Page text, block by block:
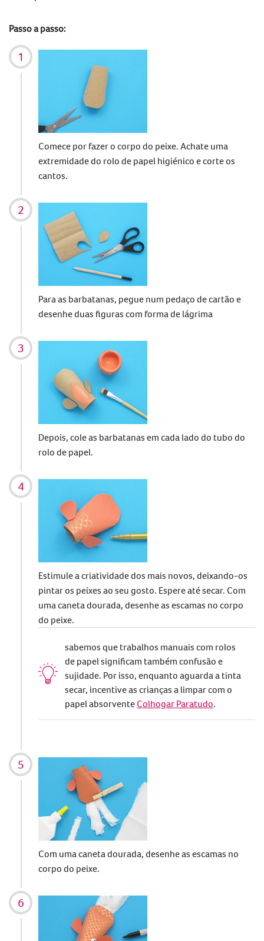
Passo a passo:
Comece por fazer o corpo do peixe. Achate uma
extremidade do rolo de papel higiénico e corte os
cantos.
Para as barbatanas, pegue num pedaço de cartão e
desenhe duas figuras com forma de lágrima
Depois, cole as barbatanas em cada lado do tubo do
rolo de papel.
Estimule a criatividade dos mais novos, deixando-os
pintar os peixes ao seu gosto. Espere até secar. Com
uma caneta dourada, desenhe as escamas no corpo
do peixe.
sabemos que trabalhos manuais com rolos
de papel significam também confusão e
sujidade. Por isso, enquanto aguarda a tinta
secar, incentive as crianças a limpar com o
papel absorvente Colhogar Paratudo.
Com uma caneta dourada, desenhe as escamas no
corpo do peixe.